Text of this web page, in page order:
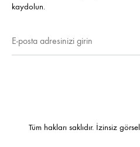
kaydolun.
Tüm hakları saklıdır. İzinsiz